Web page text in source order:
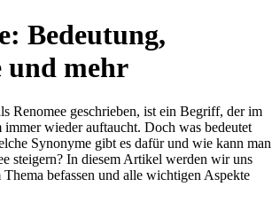
Bedeutung,
und mehr
Renomee geschrieben, ist ein Begriff, der im
immer wieder auftaucht. Doch was bedeutet
Synonyme gibt es dafür und wie kann man
steigern? In diesem Artikel werden wir uns
befassen und alle wichtigen Aspekte